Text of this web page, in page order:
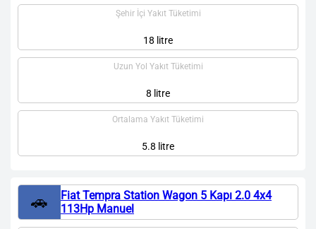
Şehir İçi Yakıt Tüketimi
18 litre
Uzun Yol Yakıt Tüketimi
8 litre
Ortalama Yakıt Tüketimi
5.8 litre
🚗
Fiat Tempra Station Wagon 5 Kapı 2.0 4x4
113Hp Manuel